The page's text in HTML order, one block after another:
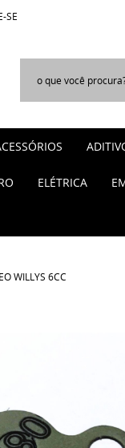
SE
ELÉTRICA
WILLYS 6CC